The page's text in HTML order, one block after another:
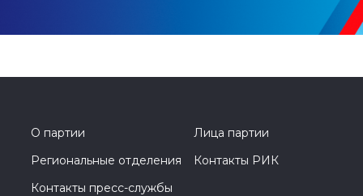
О партии
Лица партии
Региональные отделения
Контакты РИК
Контакты пресс-службы